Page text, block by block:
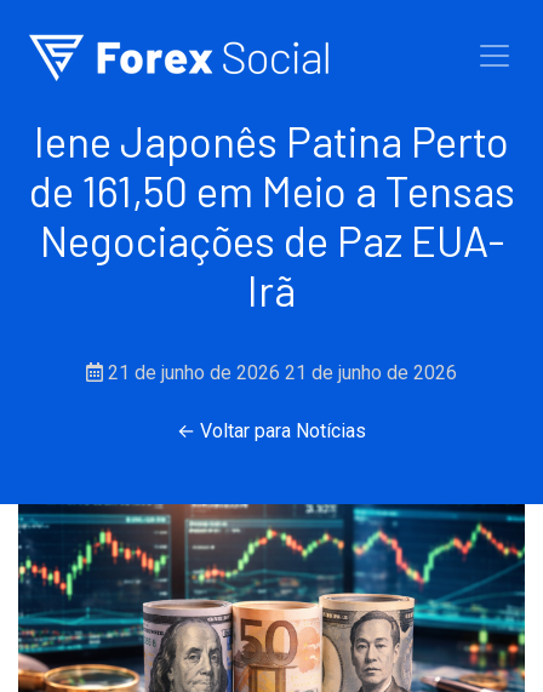
Iene Japonês Patina Perto
de 161,50 em Meio a Tensas
Negociações de Paz EUA-
Irã
21 de junho de 2026 21 de junho de 2026
← Voltar para Notícias